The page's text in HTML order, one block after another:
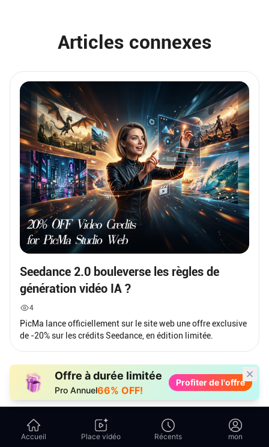
Articles connexes
Seedance 2.0 bouleverse les règles de
génération vidéo IA ?
4
PicMa lance officiellement sur le site web une offre exclusive
de -20% sur les crédits Seedance, en édition limitée.
Accueil Place vidéo Récents mon
Offre à durée limitée
Pro Annuel66% OFF!
Profiter de l'offre